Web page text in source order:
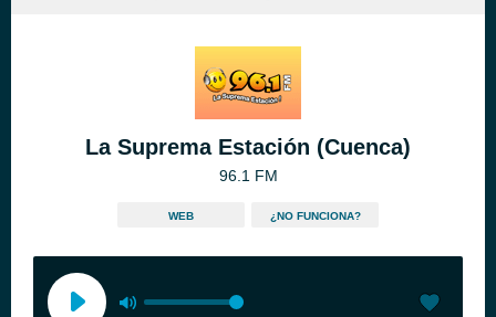
La Suprema Estación (Cuenca)
96.1 FM
WEB ¿NO FUNCIONA?